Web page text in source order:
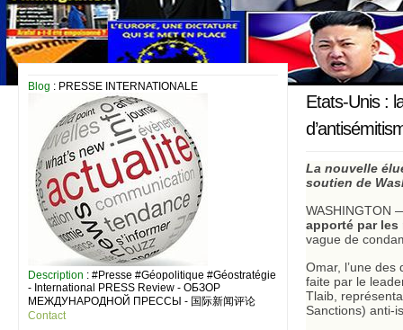
Blog : PRESSE INTERNATIONALE
Description : #Presse #Géopolitique #Géostratégie
- International PRESS Review - ОБЗОР
МЕЖДУНАРОДНОЙ ПРЕССЫ - 国际新闻评论
Contact
11 février 2019
Etats-Unis :
La nouvelle
soutien de
WASHINGTON
apporté par les
vague de
Omar, l’une
faite par le
Tlaib,
Sanctions) anti-